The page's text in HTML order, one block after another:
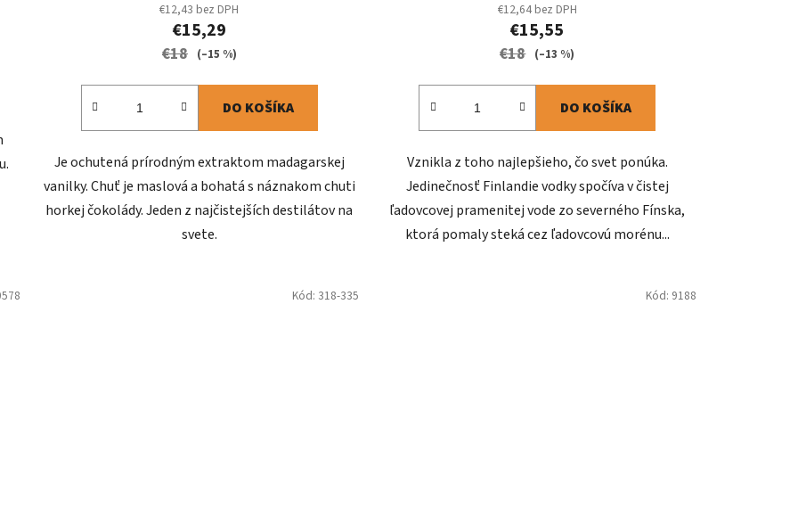
€12,43 bez DPH
€15,29
€18 (–15 %)
DO KOŠÍKA
Je ochutená prírodným extraktom madagarskej
vanilky. Chuť je maslová a bohatá s náznakom chuti
horkej čokolády. Jeden z najčistejších destilátov na
svete.
€12,64 bez DPH
€15,55
€18 (–13 %)
DO KOŠÍKA
Vznikla z toho najlepšieho, čo svet ponúka.
Jedinečnosť Finlandie vodky spočíva v čistej
ľadovcovej pramenitej vode zo severného Fínska,
ktorá pomaly steká cez ľadovcovú morénu...
Kód: 318-335 Kód: 9188